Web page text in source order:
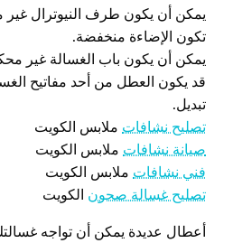
يمكن أن يكون طرف النيوترال غير
تكون الإضاءة منخفضة.
يمكن أن يكون باب الغسالة غير
قد يكون العطل من أحد مفاتيح
تبديل.
تصليح نشافات ملابس الكويت
صيانة نشافات ملابس الكويت
فني نشافات ملابس الكويت
تصليح غسالة صحون الكويت
أعطال عديدة يمكن أن تواجه